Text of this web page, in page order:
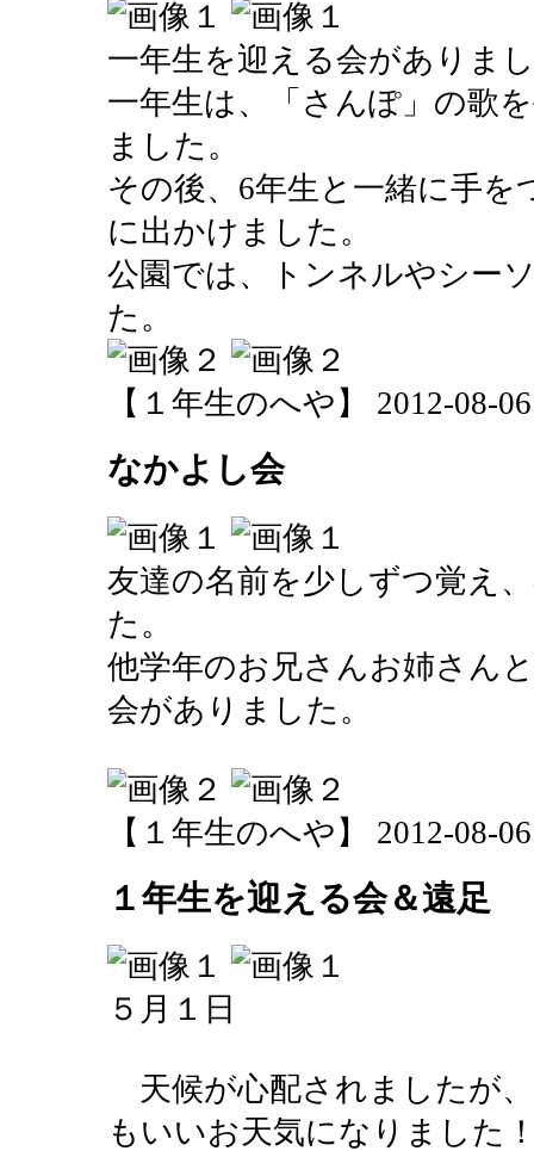
一年生を迎える会がありま
一年生は、「さんぽ」の歌
ました。
その後、6年生と一緒に手
に出かけました。
公園では、トンネルやシー
た。
【１年生のへや】 2012-08-
なかよし会
友達の名前を少しずつ覚え
た。
他学年のお兄さんお姉さん
会がありました。
【１年生のへや】 2012-08-
１年生を迎える会＆遠足
５月１日
天候が心配されましたが
もいいお天気になりました